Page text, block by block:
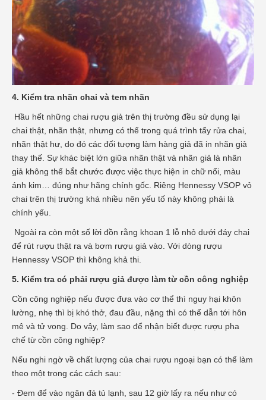
4. Kiểm tra nhãn chai và tem nhãn
Hầu hết những chai rượu giả trên thị trường đều sử dụng lại
chai thật, nhãn thật, nhưng có thể trong quá trình tẩy rửa chai,
nhãn thật hư, do đó các đối tượng làm hàng giả đã in nhãn giả
thay thế. Sự khác biệt lớn giữa nhãn thật và nhãn giả là nhãn
giả không thể bắt chước được việc thực hiện in chữ nổi, màu
ánh kim… đúng như hãng chính gốc. Riêng Hennessy VSOP vỏ
chai trên thị trường khá nhiều nên yếu tố này không phải là
chính yếu.
Ngoài ra còn một số lời đồn rằng khoan 1 lỗ nhỏ dưới đáy chai
để rút rượu thật ra và bơm rượu giả vào. Với dòng rượu
Hennessy VSOP thì không khả thi.
5. Kiểm tra có phải rượu giả được làm từ cồn công nghiệp
Cồn công nghiệp nếu được đưa vào cơ thể thì nguy hại khôn
lường, nhẹ thì bị khó thở, đau đầu, nặng thì có thể dẫn tới hôn
mê và tử vong. Do vậy, làm sao để nhận biết được rượu pha
chế từ cồn công nghiệp?
Nếu nghi ngờ về chất lượng của chai rượu ngoại bạn có thể làm
theo một trong các cách sau:
- Đem để vào ngăn đá tủ lạnh, sau 12 giờ lấy ra nếu như có